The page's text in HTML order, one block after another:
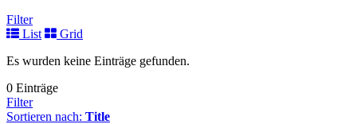
Filter
List
Grid
Es wurden keine Einträge gefunden.
0 Einträge
Filter
Sortieren nach: Title